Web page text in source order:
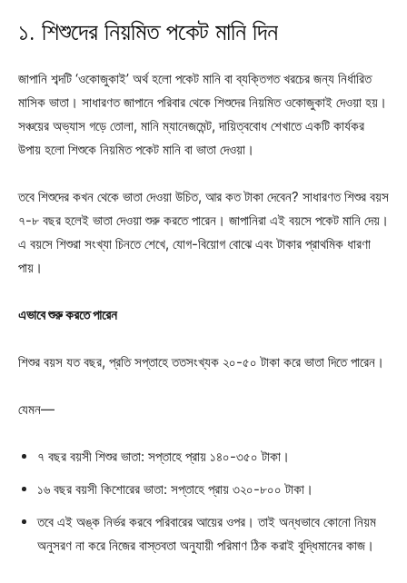
১. শিশুদের নিয়মিত পকেট মানি দিন
জাপানি শব্দটি ‘ওকোজুকাই’ অর্থ হলো পকেট মানি বা ব্যক্তিগত খরচের জন্য নির্ধারিত
মাসিক ভাতা। সাধারণত জাপানে পরিবার থেকে শিশুদের নিয়মিত ওকোজুকাই দেওয়া হয়।
সঞ্চয়ের অভ্যাস গড়ে তোলা, মানি ম্যানেজমেন্ট, দায়িত্ববোধ শেখাতে একটি কার্যকর
উপায় হলো শিশুকে নিয়মিত পকেট মানি বা ভাতা দেওয়া।
তবে শিশুদের কখন থেকে ভাতা দেওয়া উচিত, আর কত টাকা দেবেন? সাধারণত শিশুর বয়স
৭-৮ বছর হলেই ভাতা দেওয়া শুরু করতে পারেন। জাপানিরা এই বয়সে পকেট মানি দেয়।
এ বয়সে শিশুরা সংখ্যা চিনতে শেখে, যোগ-বিয়োগ বোঝে এবং টাকার প্রাথমিক ধারণা
পায়।
এভাবে শুরু করতে পারেন
শিশুর বয়স যত বছর, প্রতি সপ্তাহে ততসংখ্যক ২০-৫০ টাকা করে ভাতা দিতে পারেন।
যেমন—
৭ বছর বয়সী শিশুর ভাতা: সপ্তাহে প্রায় ১৪০-৩৫০ টাকা।
১৬ বছর বয়সী কিশোরের ভাতা: সপ্তাহে প্রায় ৩২০-৮০০ টাকা।
তবে এই অঙ্ক নির্ভর করবে পরিবারের আয়ের ওপর। তাই অন্ধভাবে কোনো নিয়ম
অনুসরণ না করে নিজের বাস্তবতা অনুযায়ী পরিমাণ ঠিক করাই বুদ্ধিমানের কাজ।